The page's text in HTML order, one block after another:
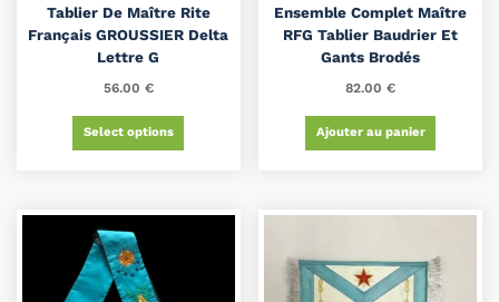
Tablier De Maître Rite
Français GROUSSIER Delta
Lettre G
56.00 €
Select options
Ensemble Complet Maître
RFG Tablier Baudrier Et
Gants Brodés
82.00€
Ajouter au panier